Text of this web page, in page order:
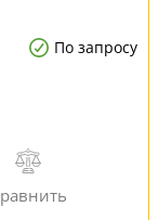
По запросу